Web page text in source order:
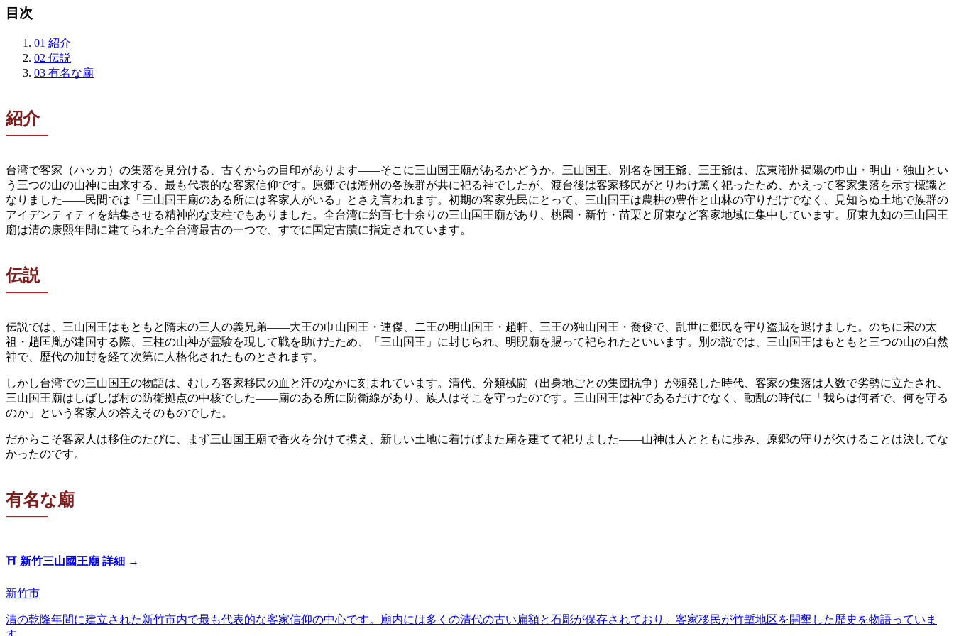
目次
01 紹介
02 伝説
03 有名な廟
紹介
台湾で客家（ハッカ）の集落を見分ける、古くからの目印があります——そこに三山国王廟があるかどうか。三山国王、別名を国王爺、三王爺は、広東潮州揭陽の巾山・明山・独山とい
う三つの山の山神に由来する、最も代表的な客家信仰です。原郷では潮州の各族群が共に祀る神でしたが、渡台後は客家移民がとりわけ篤く祀ったため、かえって客家集落を示す標識と
なりました——民間では「三山国王廟のある所には客家人がいる」とさえ言われます。初期の客家先民にとって、三山国王は農耕の豊作と山林の守りだけでなく、見知らぬ土地で族群の
アイデンティティを結集させる精神的な支柱でもありました。全台湾に約百七十余りの三山国王廟があり、桃園・新竹・苗栗と屏東など客家地域に集中しています。屏東九如の三山国王
廟は清の康熙年間に建てられた全台湾最古の一つで、すでに国定古蹟に指定されています。
伝説
伝説では、三山国王はもともと隋末の三人の義兄弟——大王の巾山国王・連傑、二王の明山国王・趙軒、三王の独山国王・喬俊で、乱世に郷民を守り盗賊を退けました。のちに宋の太
祖・趙匡胤が建国する際、三柱の山神が霊験を現して戦を助けたため、「三山国王」に封じられ、明貺廟を賜って祀られたといいます。別の説では、三山国王はもともと三つの山の自然
神で、歴代の加封を経て次第に人格化されたものとされます。
しかし台湾での三山国王の物語は、むしろ客家移民の血と汗のなかに刻まれています。清代、分類械闘（出身地ごとの集団抗争）が頻発した時代、客家の集落は人数で劣勢に立たされ、
三山国王廟はしばしば村の防衛拠点の中核でした——廟のある所に防衛線があり、族人はそこを守ったのです。三山国王は神であるだけでなく、動乱の時代に「我らは何者で、何を守る
のか」という客家人の答えそのものでした。
だからこそ客家人は移住のたびに、まず三山国王廟で香火を分けて携え、新しい土地に着けばまた廟を建てて祀りました——山神は人とともに歩み、原郷の守りが欠けることは決してな
かったのです。
有名な廟
⛩️ 新竹三山國王廟 詳細 →
新竹市
清の乾隆年間に建立された新竹市内で最も代表的な客家信仰の中心です。廟内には多くの清代の古い扁額と石彫が保存されており、客家移民が竹塹地区を開墾した歴史を物語っていま